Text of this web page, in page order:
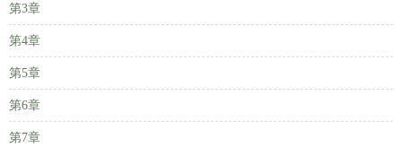
第3章
第4章
第5章
第6章
第7章